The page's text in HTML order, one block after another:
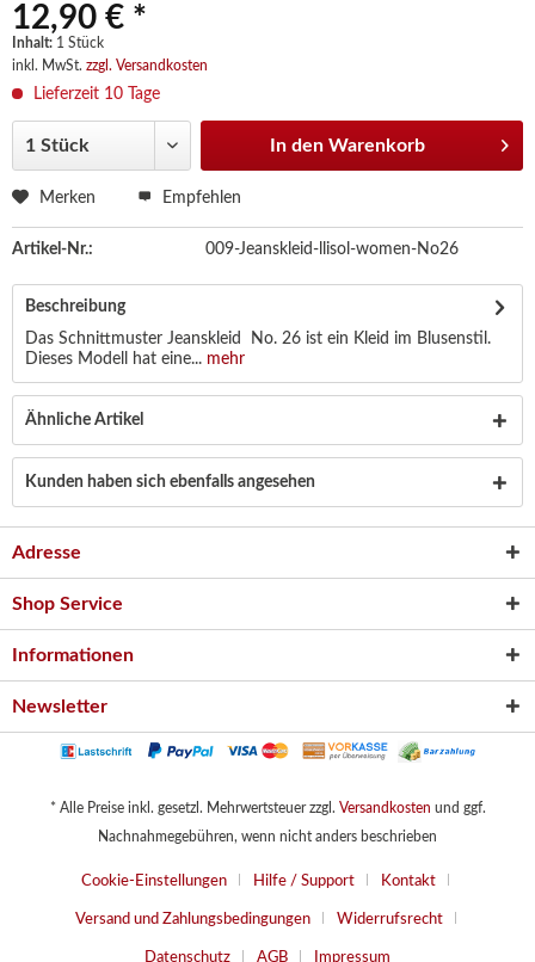
12,90 € *
Inhalt: 1 Stück
inkl. MwSt. zzgl. Versandkosten
Lieferzeit 10 Tage
In den Warenkorb
Merken Empfehlen
Artikel-Nr.: 009-Jeanskleid-llisol-women-No26
Beschreibung
Das Schnittmuster Jeanskleid No. 26 ist ein Kleid im Blusenstil.
Dieses Modell hat eine... mehr
Ähnliche Artikel
Kunden haben sich ebenfalls angesehen
Adresse
Shop Service
Informationen
Newsletter
* Alle Preise inkl. gesetzl. Mehrwertsteuer zzgl. Versandkosten und ggf.
Nachnahmegebühren, wenn nicht anders beschrieben
Cookie-Einstellungen Hilfe / Support Kontakt
Versand und Zahlungsbedingungen Widerrufsrecht
Datenschutz AGB Impressum